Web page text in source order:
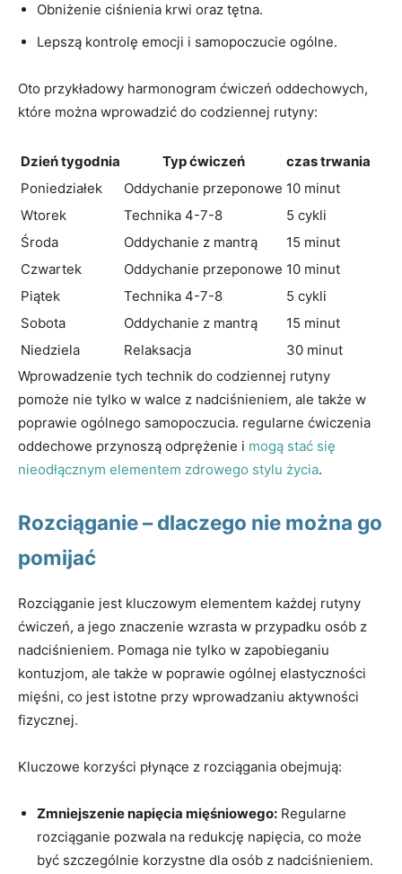
Obniżenie ciśnienia krwi oraz tętna.
Lepszą kontrolę emocji i samopoczucie ogólne.
Oto przykładowy harmonogram ćwiczeń oddechowych,
które można wprowadzić do codziennej rutyny:
Dzień tygodnia Typ ćwiczeń
czas trwania
Poniedziałek
Oddychanie przeponowe 10 minut
Wtorek
Technika 4-7-8
5 cykli
Środa
Oddychanie z mantrą
15 minut
Czwartek
Oddychanie przeponowe 10 minut
Piątek
Technika 4-7-8
5 cykli
Sobota
Oddychanie z mantrą
15 minut
Niedziela
Relaksacja
30 minut
Wprowadzenie tych technik do codziennej rutyny
pomoże nie tylko w walce z nadciśnieniem, ale także w
poprawie ogólnego samopoczucia. regularne ćwiczenia
oddechowe przynoszą odprężenie i mogą stać się
nieodłącznym elementem zdrowego stylu życia.
Rozciąganie – dlaczego nie można go
pomijać
Rozciąganie jest kluczowym elementem każdej rutyny
ćwiczeń, a jego znaczenie wzrasta w przypadku osób z
nadciśnieniem. Pomaga nie tylko w zapobieganiu
kontuzjom, ale także w poprawie ogólnej elastyczności
mięśni, co jest istotne przy wprowadzaniu aktywności
fizycznej.
Kluczowe korzyści płynące z rozciągania obejmują:
Zmniejszenie napięcia mięśniowego: Regularne
rozciąganie pozwala na redukcję napięcia, co może
być szczególnie korzystne dla osób z nadciśnieniem.